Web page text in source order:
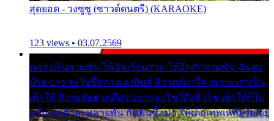
สุดยอด - วงซูซู (ซาวด์ดนตรี) (KARAOKE)
123 views • 03.07.2569
พ่อส่งเงินสามพัน ให้ฉันเรียนราม ได้อีกสักสามพัน ฉันคง
บ๊าย บาย จะไปซื้อกางเกงยีนส์ ลีวายส์มาใส่ เพราะเราเป็น
เด็กใต้ ลีวายส์อย่างเดียว อยากจะโชว์ถึงหิวโซ เด็กใต้ก็ไม่
หวั่น ตกตัวละหลายพัน กัดฟันซื้อมา ให้เด็กเทพเหลียวมอง